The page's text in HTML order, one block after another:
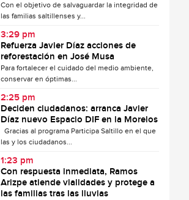
Con el objetivo de salvaguardar la integridad de
las familias saltillenses y...
3:29 pm
Refuerza Javier Díaz acciones de
reforestación en José Musa
Para fortalecer el cuidado del medio ambiente,
conservar en óptimas...
2:25 pm
Deciden ciudadanos: arranca Javier
Díaz nuevo Espacio DIF en la Morelos
Gracias al programa Participa Saltillo en el que
las y los ciudadanos...
1:23 pm
Con respuesta inmediata, Ramos
Arizpe atiende vialidades y protege a
las familias tras las lluvias